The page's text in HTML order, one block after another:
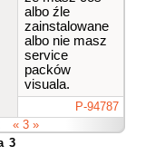
albo źle
zainstalowane
albo nie masz
service
packów
visuala.
P-94787
« 3 »
3